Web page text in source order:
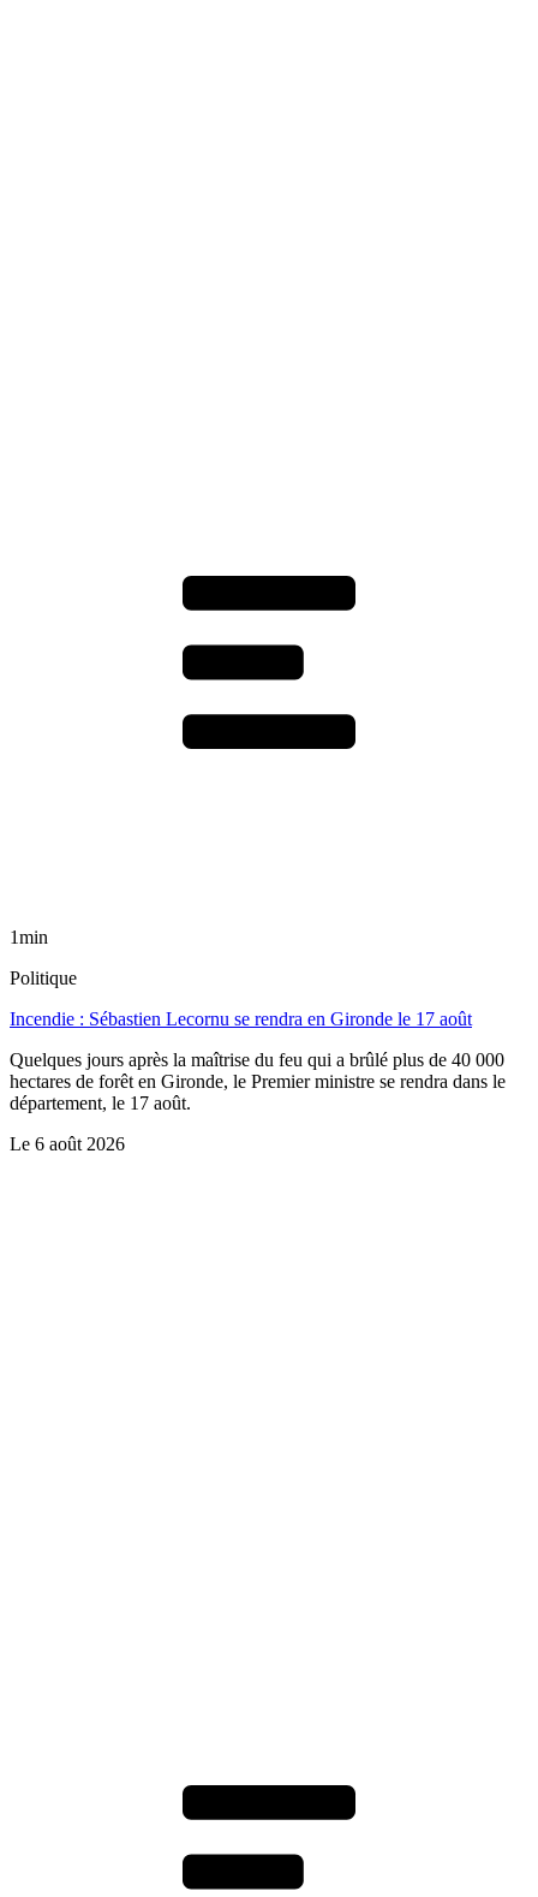
1min
Politique
Incendie : Sébastien Lecornu se rendra en Gironde le 17 août
Quelques jours après la maîtrise du feu qui a brûlé plus de 40 000
hectares de forêt en Gironde, le Premier ministre se rendra dans le
département, le 17 août.
Le 6 août 2026